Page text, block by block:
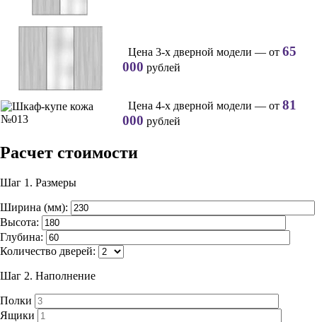
Цена 3-х дверной модели — от 65
000 рублей
Цена 4-х дверной модели — от 81
000 рублей
Расчет стоимости
Шаг 1. Размеры
Ширина (мм):
Высота:
Глубина:
Количество дверей:
Шаг 2. Наполнение
Полки
Ящики